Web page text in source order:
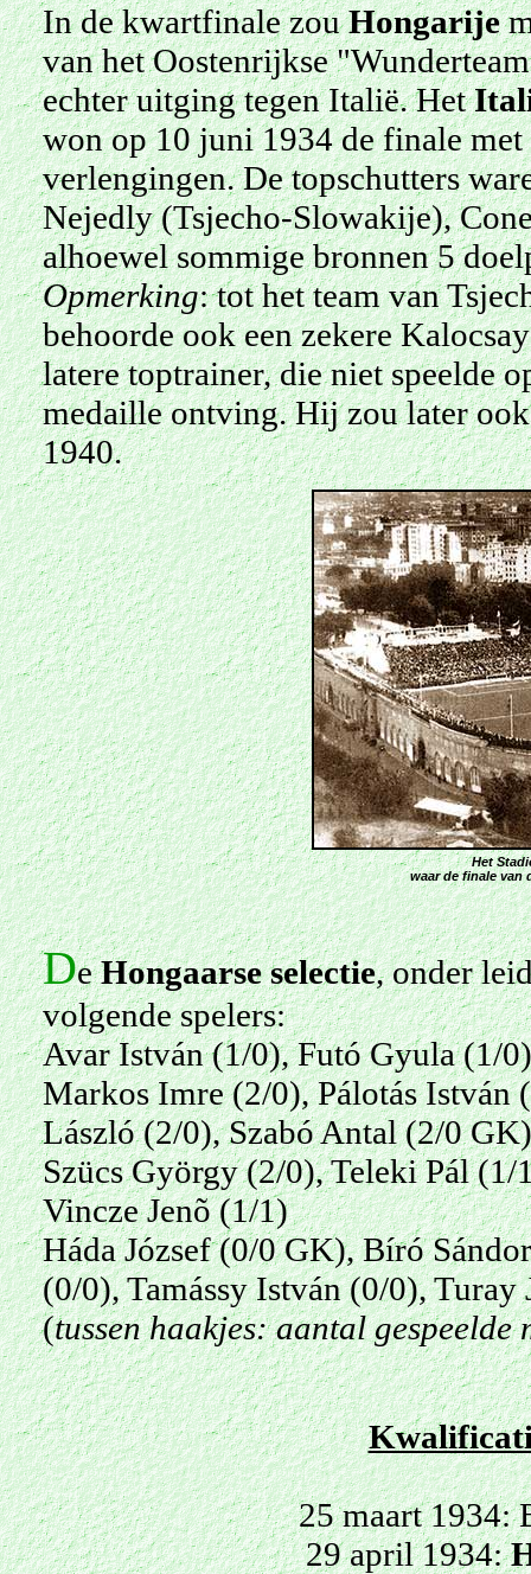
In de kwartfinale zouHongarije
van het Oostenrijkse
echter uitging tegen Italië. Het
won op 10 juni 1934 de finale
verlengingen. De topschutters
Nejedly (Tsjecho-Slowakije),
alhoewel sommige bronnen 5
Opmerking: tot het team van
behoorde ook een zekere
latere toptrainer, die niet speelde
medaille ontving. Hij zou later
1940.
Het
waar de finale van
DeHongaarse selectie, onder
volgende spelers:
Avar István (1/0), Futó Gyula (1/
Markos Imre (2/0), Pálotás István
László (2/0), Szabó Antal (2/0
Szücs György (2/0), Teleki Pál
Vincze Jenõ (1/1)
Háda József (0/0 GK), Bíró
(0/0), Tamássy István (0/0), Turay
(tussen haakjes: aantal gespeelde
25 maart 1934:
29 april 1934: